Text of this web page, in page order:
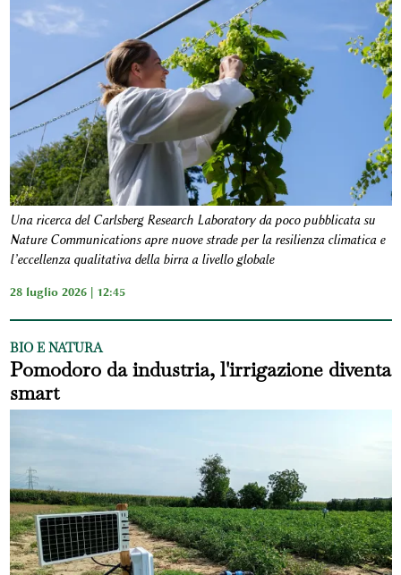
Una ricerca del Carlsberg Research Laboratory da poco pubblicata su
Nature Communications apre nuove strade per la resilienza climatica e
l’eccellenza qualitativa della birra a livello globale
28 luglio 2026 | 12:45
BIO E NATURA
Pomodoro da industria, l'irrigazione diventa
smart